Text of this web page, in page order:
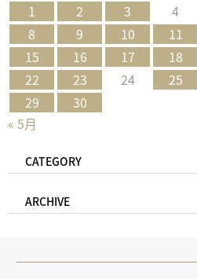
« 5月
1 2 3 4
8
9 10 11
15
16 17 18
22
23 24 25
29
30
CATEGORY
ARCHIVE